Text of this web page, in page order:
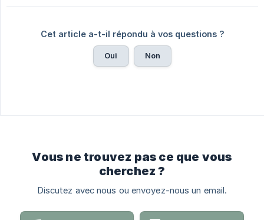
Cet article a-t-il répondu à vos questions ?
Oui Non
Vous ne trouvez pas ce que vous
cherchez ?
Discutez avec nous ou envoyez-nous un email.